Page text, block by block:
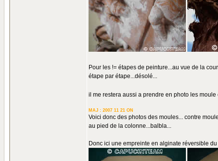
Pour les != étapes de peinture...au vue de la
étape par étape...désolé...
il me restera aussi a prendre en photo les
MAJ : 2007 11 21 ON
Voici donc des photos des moules... contre
au pied de la colonne...balbla...
Donc ici une empreinte en alginate réversible du